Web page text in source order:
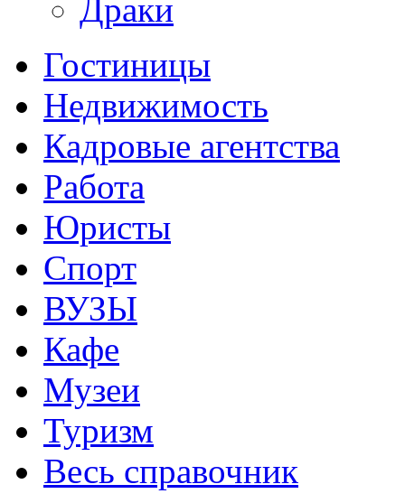
Драки
Гостиницы
Недвижимость
Кадровые агентства
Работа
Юристы
Спорт
ВУЗЫ
Кафе
Музеи
Туризм
Весь справочник